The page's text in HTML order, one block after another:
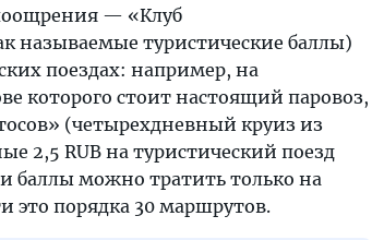
— «Клуб
называемые туристические баллы)
поездах: например, на
которого стоит настоящий паровоз,
(четырехдневный круиз из
2,5 RUB на туристический поезд
баллы можно тратить только на
это порядка 30 маршрутов.